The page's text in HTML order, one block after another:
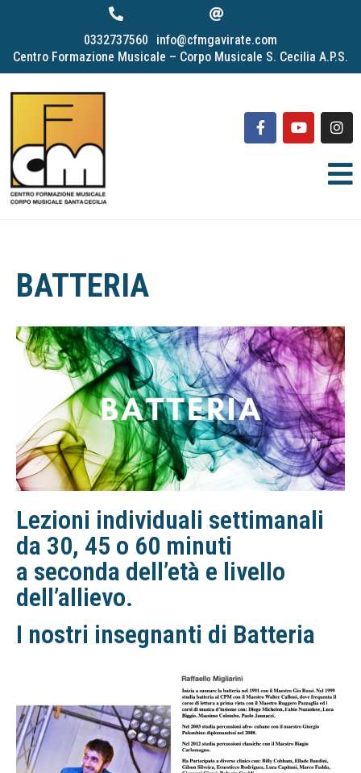
0332737560
info@cfmgavirate.com
Centro Formazione Musicale – Corpo Musicale S. Cecilia A.P.S.
BATTERIA
Lezioni individuali settimanali
da 30, 45 o 60 minuti
a seconda dell’età e livello
dell’allievo.
I nostri insegnanti di Batteria